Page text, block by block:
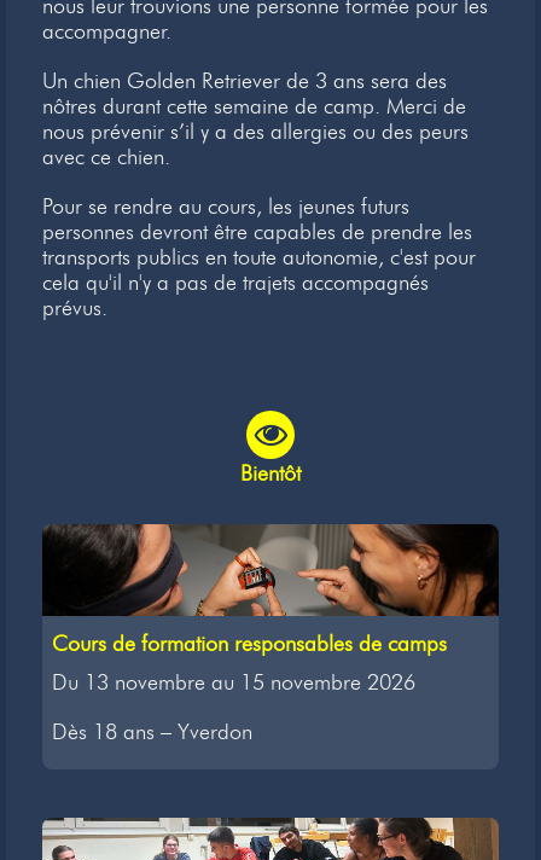
nous leur trouvions une personne formée pour les
accompagner.
Un chien Golden Retriever de 3 ans sera des
nôtres durant cette semaine de camp. Merci de
nous prévenir s’il y a des allergies ou des peurs
avec ce chien.
Pour se rendre au cours, les jeunes futurs
personnes devront être capables de prendre les
transports publics en toute autonomie, c'est pour
cela qu'il n'y a pas de trajets accompagnés
prévus.
Bientôt
Cours de formation responsables de camps
Du 13 novembre au 15 novembre 2026
Dès 18 ans – Yverdon